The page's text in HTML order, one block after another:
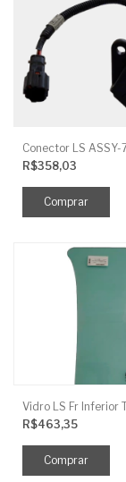
R$358,03
Vidro LS Fr Inferior
R$463,35